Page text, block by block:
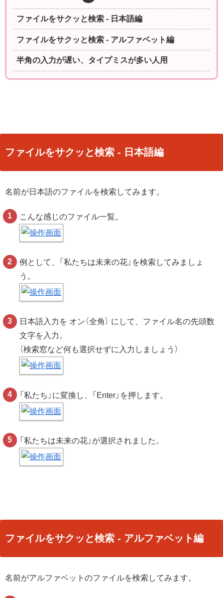
ファイルをサクッと検索 - 日本語編
ファイルをサクッと検索 - アルファベット編
半角の入力が遅い、タイプミスが多い人用
ファイルをサクッと検索 - 日本語編
名前が日本語のファイルを検索してみます。
こんな感じのファイル一覧。
例として、「私たちは未来の花」を検索してみましょ
う。
日本語入力を オン（全角） にして、ファイル名の先頭数
文字を入力。
（検索窓など何も選択せずに入力しましょう）
「私たち」に変換し、「Enter」を押します。
「私たちは未来の花」が選択されました。
ファイルをサクッと検索 - アルファベット編
名前がアルファベットのファイルを検索してみます。